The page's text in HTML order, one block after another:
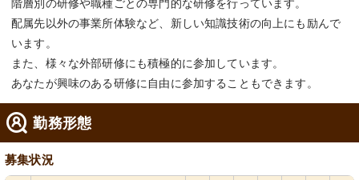
階層別の研修や職種ごとの専門的な研修を行っています。
配属先以外の事業所体験など、新しい知識技術の向上にも励んで
います。
また、様々な外部研修にも積極的に参加しています。
あなたが興味のある研修に自由に参加することもできます。
勤務形態
募集状況